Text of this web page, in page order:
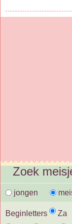
Zoek
jongen
Beginletters Za